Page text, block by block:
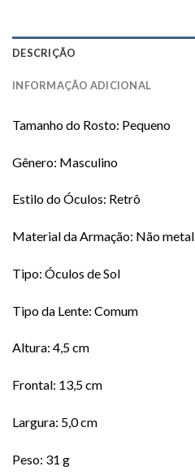
DESCRIÇÃO
INFORMAÇÃO ADICIONAL
Tamanho do Rosto: Pequeno
Gênero: Masculino
Estilo do Óculos: Retrô
Material da Armação: Não metal
Tipo: Óculos de Sol
Tipo da Lente: Comum
Altura: 4,5 cm
Frontal: 13,5 cm
Largura: 5,0 cm
Peso: 31 g